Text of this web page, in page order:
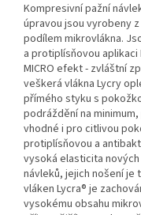
Kompresivní pažní
úpravou jsou vyrobeny
podílem mikrovlákna.
a protiplísňovou aplikaci
MICRO efekt - zvláštní
veškerá vlákna Lycry
přímého styku s
podráždění na minimum,
vhodné i pro citlivou
protiplísňovou a
vysoká elasticita
návleků, jejich nošení je
vláken Lycra® je
vysokému obsahu